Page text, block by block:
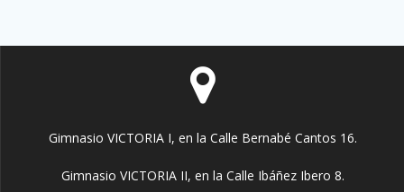
Gimnasio VICTORIA I, en la Calle Bernabé Cantos 16.
Gimnasio VICTORIA II, en la Calle Ibáñez Ibero 8.